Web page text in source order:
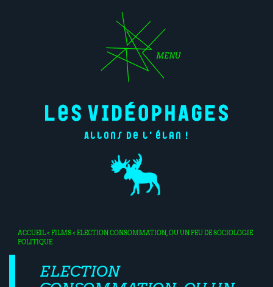
MENU
Allons de l'élan !
ACCUEIL< FILMS< ELECTION CONSOMMATION, OU UN PEU DE SOCIOLOGIE
POLITIQUE
ELECTION